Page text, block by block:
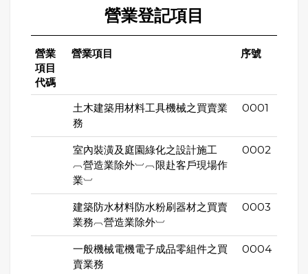
營業登記項目
營業
項目
代碼
營業項目 序號
土木建築用材料工具機械之買賣業
務
0001
室內裝潢及庭園綠化之設計施工
︹營造業除外︺︹限赴客戶現場作
業︺
0002
建築防水材料防水粉刷器材之買賣
業務︹營造業除外︺
0003
一般機械電機電子成品零組件之買
賣業務
0004